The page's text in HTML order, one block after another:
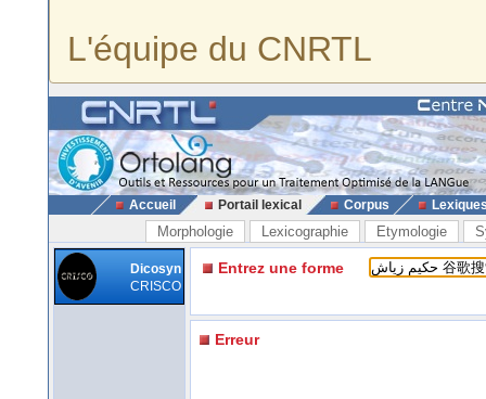
L'équipe du CNRTL
Accueil Portail lexical Corpus
Morphologie Lexicographie Etymologie
Dicosyn
CRISCO
Entrez une forme
Erreur